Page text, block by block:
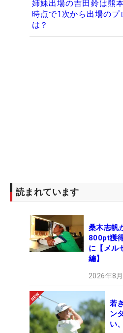
姉妹出場の吉田鈴は熊
時点で1次から出場の
は？
読まれています
桑木志帆
800pt獲
に【メル
編】
2026年8
若
ン
い